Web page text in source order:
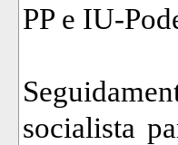
PP e IU-
socialista